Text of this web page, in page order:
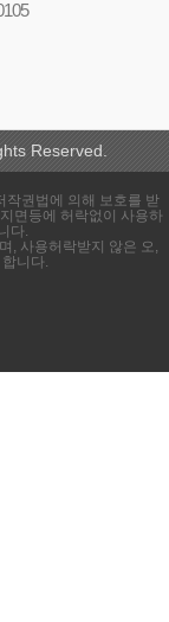
Reserved.
작권법에 의해 보호를 받
면등에 허락없이 사용하
다.
, 사용허락받지 않은 오,
니다.